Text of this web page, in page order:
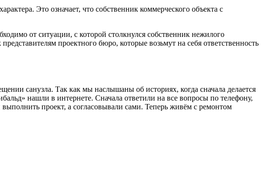
Это означает, что собственник коммерческого объекта с
от ситуации, с которой столкнулся собственник нежилого
проектного бюро, которые возьмут на себя ответственность
санузла. Так как мы наслышаны об историях, когда сначала делается
нашли в интернете. Сначала ответили на все вопросы по телефону,
проект, а согласовывали сами. Теперь живём с ремонтом